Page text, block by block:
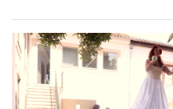
É
DIA
PARA